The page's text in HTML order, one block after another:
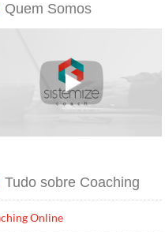
Quem Somos
Tudo sobre Coaching
Online